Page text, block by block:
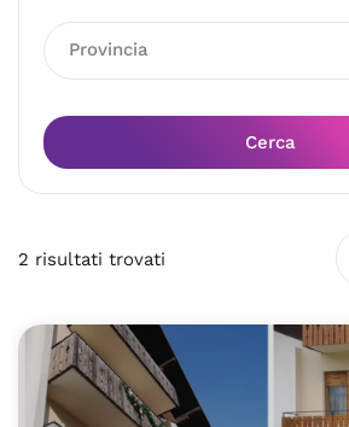
Provincia
Cerca
2 risultati trovati